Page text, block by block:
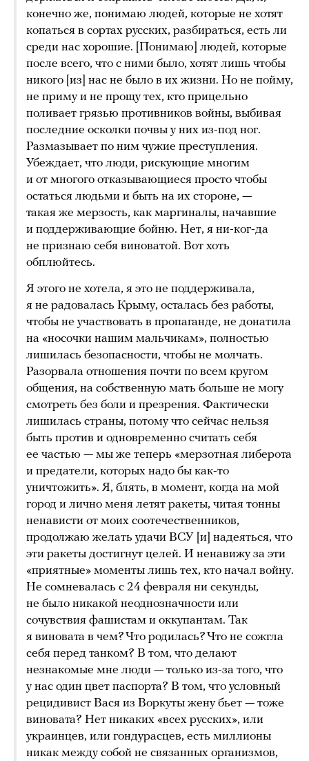
конечно же, понимаю людей, которые не хотят
копаться в сортах русских, разбираться, есть ли
среди нас хорошие. [Понимаю] людей, которые
после всего, что с ними было, хотят лишь чтобы
никого [из] нас не было в их жизни. Но не пойму,
не приму и не прощу тех, кто прицельно
поливает грязью противников войны, выбивая
последние осколки почвы у них из-под ног.
Размазывает по ним чужие преступления.
Убеждает, что люди, рискующие многим
и от многого отказывающиеся просто чтобы
остаться людьми и быть на их стороне, —
такая же мерзость, как маргиналы, начавшие
и поддерживающие бойню. Нет, я ни-ког-да
не признаю себя виноватой. Вот хоть
обплюйтесь.
Я этого не хотела, я это не поддерживала,
я не радовалась Крыму, осталась без работы,
чтобы не участвовать в пропаганде, не донатила
на «носочки нашим мальчикам», полностью
лишилась безопасности, чтобы не молчать.
Разорвала отношения почти по всем кругом
общения, на собственную мать больше не могу
смотреть без боли и презрения. Фактически
лишилась страны, потому что сейчас нельзя
быть против и одновременно считать себя
ее частью — мы же теперь «мерзотная либерота
и предатели, которых надо бы как-то
уничтожить». Я, блять, в момент, когда на мой
город и лично меня летят ракеты, читая тонны
ненависти от моих соотечественников,
продолжаю желать удачи ВСУ [и] надеяться, что
эти ракеты достигнут целей. И ненавижу за эти
«приятные» моменты лишь тех, кто начал войну.
Не сомневалась с 24 февраля ни секунды,
не было никакой неоднозначности или
сочувствия фашистам и оккупантам. Так
я виновата в чем? Что родилась? Что не сожгла
себя перед танком? В том, что делают
незнакомые мне люди — только из-за того, что
у нас один цвет паспорта? В том, что условный
рецидивист Вася из Воркуты жену бьет — тоже
виновата? Нет никаких «всех русских», или
украинцев, или гондурасцев, есть миллионы
никак между собой не связанных организмов,